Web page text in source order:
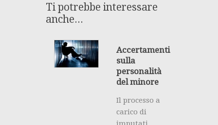
Ti potrebbe interessare
anche...
Accertamenti
sulla
personalità
del minore
Il processo a
carico di